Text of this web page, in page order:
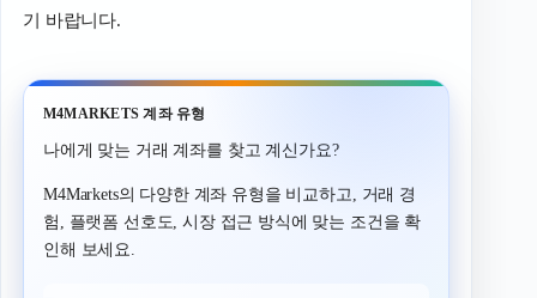
기 바랍니다.
M4MARKETS 계좌 유형
나에게 맞는 거래 계좌를 찾고 계신가요?
M4Markets의 다양한 계좌 유형을 비교하고, 거래 경
험, 플랫폼 선호도, 시장 접근 방식에 맞는 조건을 확
인해 보세요.